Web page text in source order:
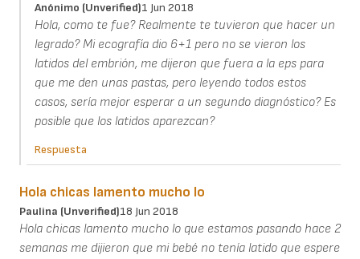
Anónimo (unverified)1 Jun 2018
Hola, como te fue? Realmente te tuvieron que hacer un
legrado? Mi ecografía dio 6+1 pero no se vieron los
latidos del embrión, me dijeron que fuera a la eps para
que me den unas pastas, pero leyendo todos estos
casos, sería mejor esperar a un segundo diagnóstico? Es
posible que los latidos aparezcan?
Respuesta
Hola chicas lamento mucho lo
Paulina (unverified)18 Jun 2018
Hola chicas lamento mucho lo que estamos pasando hace 2
semanas me dijieron que mi bebé no tenía latido que espere